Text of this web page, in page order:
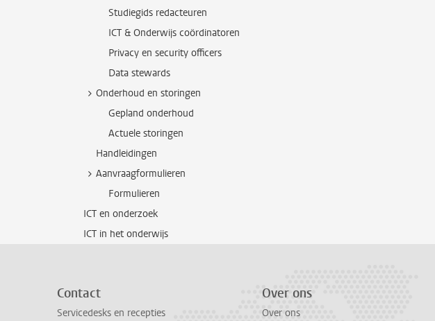
Studiegids redacteuren
ICT & Onderwijs coördinatoren
Privacy en security officers
Data stewards
Onderhoud en storingen
Gepland onderhoud
Actuele storingen
Handleidingen
Aanvraagformulieren
Formulieren
ICT en onderzoek
ICT in het onderwijs
Contact
Servicedesks en recepties
Over ons
Over ons